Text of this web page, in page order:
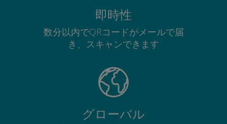
即時性
数分以内でQRコードがメールで届
き、スキャンできます
グローバル